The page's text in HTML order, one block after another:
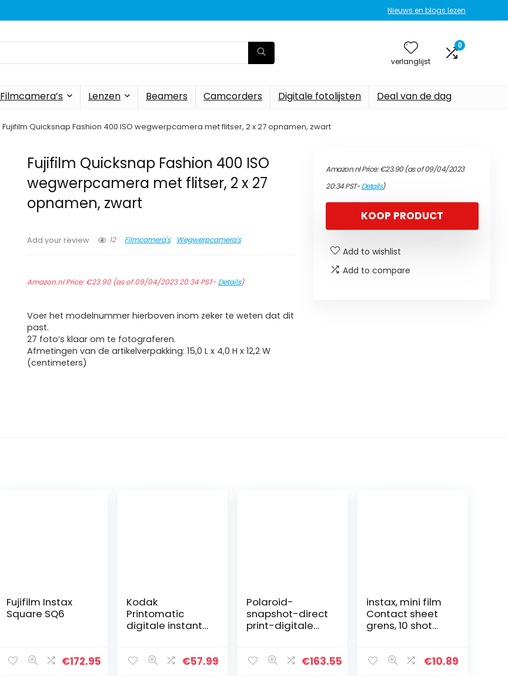
Nieuws en blogs lezen
verlanglijst
0
Filmcamera’s Lenzen Beamers Camcorders Digitale fotolijsten Deal van de dag
Fujifilm Quicksnap Fashion 400 ISO wegwerpcamera met flitser, 2 x 27 opnamen, zwart
Fujifilm Quicksnap Fashion 400 ISO
wegwerpcamera met flitser, 2 x 27
opnamen, zwart
Add your review 12 Filmcamera's Wegwerpcamera's
Amazon.nl Price:€23.90(as of 09/04/2023 20:34 PST- Details)
Voer het modelnummer hierboven inom zeker te weten dat dit
past.
27 foto’s klaar om te fotograferen.
Afmetingen van de artikelverpakking: 15,0 L x 4,0 H x 12,2 W
(centimeters)
Amazon.nl Price:€23.90(as of 09/04/2023
20:34 PST-Details)
KOOP PRODUCT
Add to wishlist
Add to compare
Fujifilm Instax
Square SQ6
€172.95
Kodak
Printomatic
digitale instant
afdrukken op
€57.99
Polaroid-
snapshot-direct
print-digitale
Onbekend, rood,
€163.55
instax, mini film
Contact sheet
grens, 10 shot
€10.89